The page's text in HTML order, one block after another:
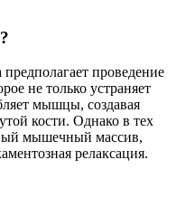
проведение
не только устраняет
мышцы, создавая
кости. Однако в тех
мышечный массив,
релаксация.